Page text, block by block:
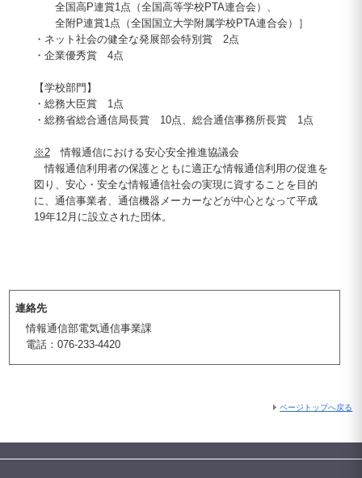
全国高P連賞1点（全国高等学校PTA連合会）、
全附P連賞1点（全国国立大学附属学校PTA連合会）］
・ネット社会の健全な発展部会特別賞 2点
・企業優秀賞 4点
【学校部門】
・総務大臣賞 1点
・総務省総合通信局長賞 10点、総合通信事務所長賞 1点
※2情報通信における安心安全推進協議会
情報通信利用者の保護とともに適正な情報通信利用の促進を
図り、安心・安全な情報通信社会の実現に資することを目的
に、通信事業者、通信機器メーカーなどが中心となって平成
19年12月に設立された団体。
連絡先
情報通信部電気通信事業課
電話：076-233-4420
ページトップへ戻る